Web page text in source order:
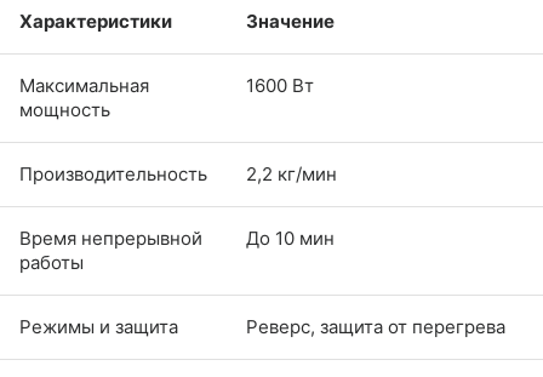
Характеристики Значение
Максимальная
мощность
1600 Вт
Производительность 2,2 кг/мин
Время непрерывной
работы
До 10 мин
Режимы и защита Реверс, защита от перегрева